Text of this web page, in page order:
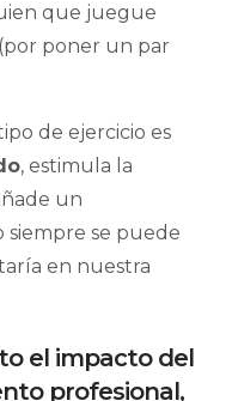
que juegue
(por poner un par
de ejercicio es
, estimula la
un
siempre se puede
en nuestra
el impacto del
profesional,